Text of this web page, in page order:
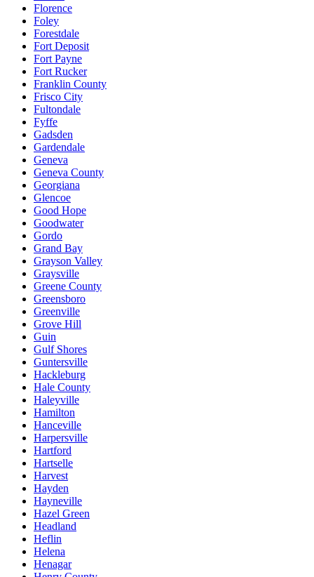
Florence
Foley
Forestdale
Fort Deposit
Fort Payne
Fort Rucker
Franklin County
Frisco City
Fultondale
Fyffe
Gadsden
Gardendale
Geneva
Geneva County
Georgiana
Glencoe
Good Hope
Goodwater
Gordo
Grand Bay
Grayson Valley
Graysville
Greene County
Greensboro
Greenville
Grove Hill
Guin
Gulf Shores
Guntersville
Hackleburg
Hale County
Haleyville
Hamilton
Hanceville
Harpersville
Hartford
Hartselle
Harvest
Hayden
Hayneville
Hazel Green
Headland
Heflin
Helena
Henagar